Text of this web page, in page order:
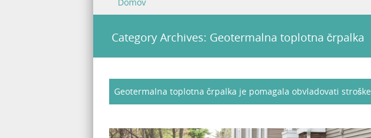
Menu
Category Archives: Geotermalna toplotna črpalka
Geotermalna toplotna črpalka je pomagala obvladovati stroške